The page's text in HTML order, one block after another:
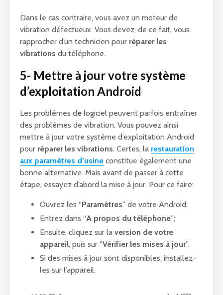
Dans le cas contraire, vous avez un moteur de
vibration défectueux. Vous devez, de ce fait, vous
rapprocher d’un technicien pour réparer les
vibrations du téléphone.
5- Mettre à jour votre système
d’exploitation Android
Les problèmes de logiciel peuvent parfois entraîner
des problèmes de vibration. Vous pouvez ainsi
mettre à jour votre système d’exploitation Android
pour réparer les vibrations. Certes, la restauration
aux paramètres d’usine constitue également une
bonne alternative. Mais avant de passer à cette
étape, essayez d’abord la mise à jour. Pour ce faire:
Ouvrez les “Paramètres” de votre Android;
Entrez dans “A propos du téléphone”;
Ensuite, cliquez sur la version de votre
appareil, puis sur “Vérifier les mises à jour”.
Si des mises à jour sont disponibles, installez-
les sur l’appareil.